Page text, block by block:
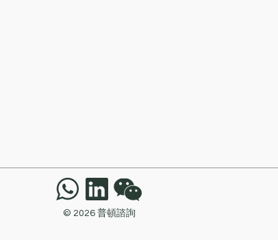
人基金方面犯有其
證監會譴責及罰款
© 2026 普頓諮詢